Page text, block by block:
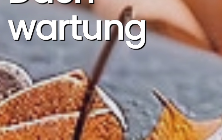
wartung